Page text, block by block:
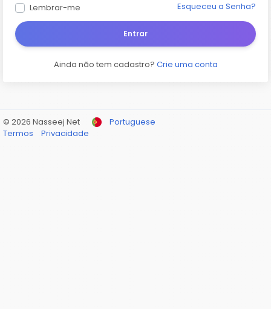
Lembrar-me Esqueceu a Senha?
Entrar
Ainda não tem cadastro? Crie uma conta
© 2026 Nasseej Net
Portuguese
Termos
Privacidade